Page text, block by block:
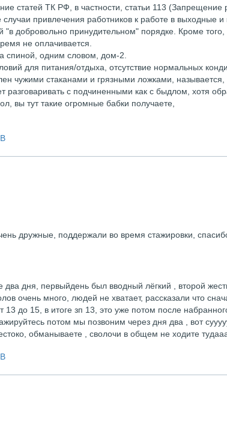
статей ТК РФ, в частности, статьи 113
привлечения работников к работе в выходные
"в добровольно принудительном" порядке. Кроме
не оплачивается.
спиной, одним словом, дом-2.
для питания/отдыха, отсутствие нормальных
чужими стаканами и грязными ложками, называется,
разговаривать с подчиненными как с быдлом, хотя
вы тут такие огромные бабки получаете,
дружные, поддержали во время стажировки,
два дня, первыйдень был вводный лёгкий , второй
очень много, людей не хватает, рассказали что
13 до 15, в итоге зп 13, это уже потом после
потом мы позвоним через дня два , вот
обманываете , сволочи в общем не ходите